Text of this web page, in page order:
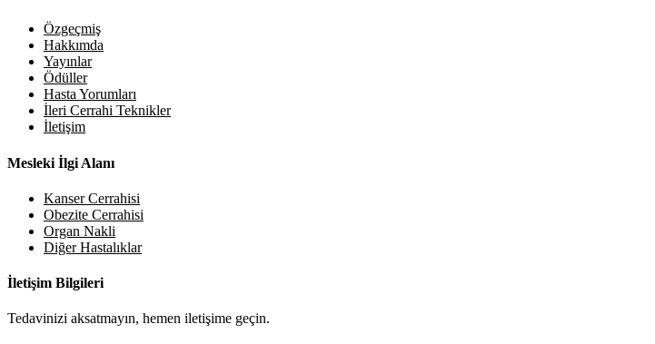
Özgeçmiş
Hakkımda
Yayınlar
Ödüller
Hasta Yorumları
İleri Cerrahi Teknikler
İletişim
Mesleki İlgi Alanı
Kanser Cerrahisi
Obezite Cerrahisi
Organ Nakli
Diğer Hastalıklar
İletişim Bilgileri
Tedavinizi aksatmayın, hemen iletişime geçin.